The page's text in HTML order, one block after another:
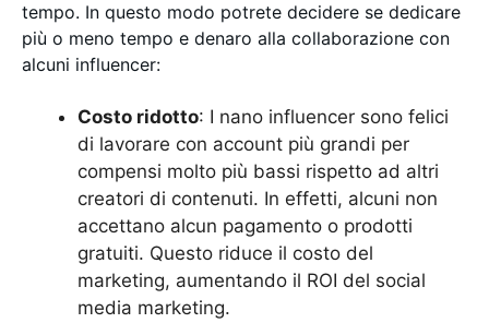
tempo. In questo modo potrete decidere se dedicare
più o meno tempo e denaro alla collaborazione con
alcuni influencer:
Costo ridotto: I nano influencer sono felici
di lavorare con account più grandi per
compensi molto più bassi rispetto ad altri
creatori di contenuti. In effetti, alcuni non
accettano alcun pagamento o prodotti
gratuiti. Questo riduce il costo del
marketing, aumentando il ROI del social
media marketing.